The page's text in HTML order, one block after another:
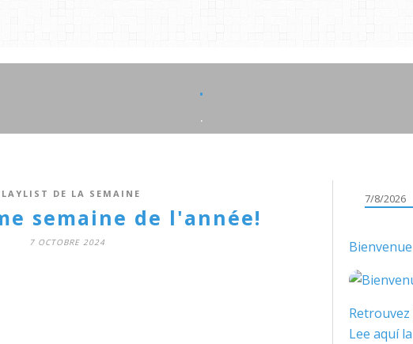
.
.
DE LA SEMAINE
semaine de l'année!
7 OCTOBRE 2024
7/8/2026
Lee aquí